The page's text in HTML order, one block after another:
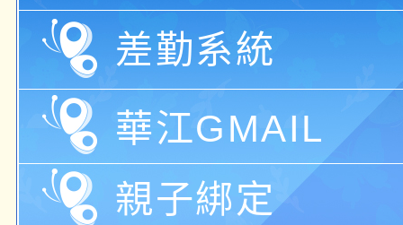
差勤系統
華江GMAIL
親子綁定